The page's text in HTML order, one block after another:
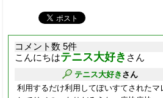
コメント数 5件
こんにちはテニス大好き さん
テニス大好き さん
利用するだけ利用してぽいすてされた